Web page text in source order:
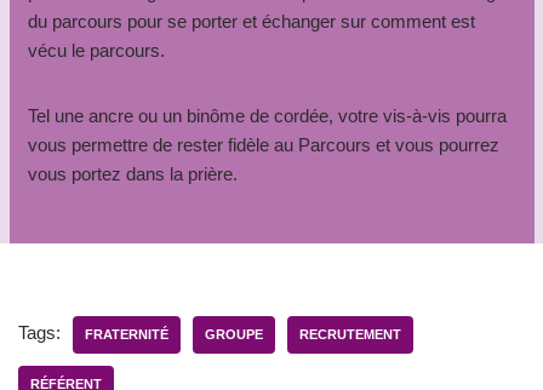
du parcours pour se porter et échanger sur comment est
vécu le parcours.
Tel une ancre ou un binôme de cordée, votre vis-à-vis pourra
vous permettre de rester fidèle au Parcours et vous pourrez
vous portez dans la prière.
Tags: FRATERNITÉ GROUPE RECRUTEMENT
RÉFÉRENT